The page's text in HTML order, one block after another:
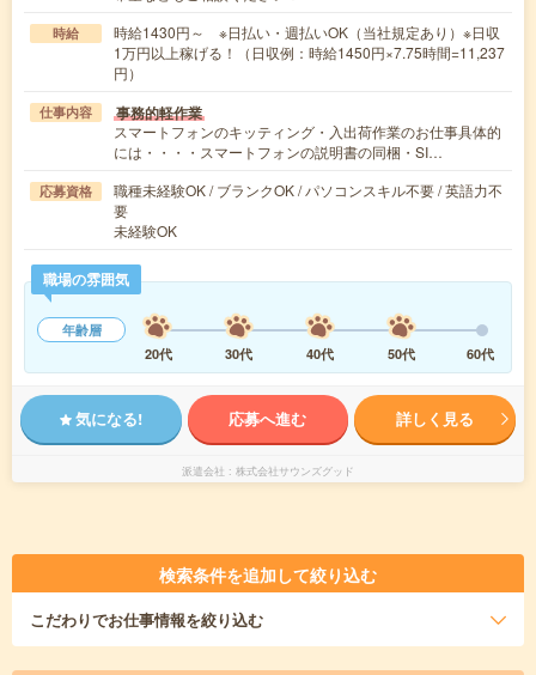
時給
時給1430円～ ※日払い・週払いOK（当社規定あり）※日収
1万円以上稼げる！（日収例：時給1450円×7.75時間=11,237
円）
仕事内容 事務的軽作業
スマートフォンのキッティング・入出荷作業のお仕事具体的
には・・・・スマートフォンの説明書の同梱・SI…
応募資格
職種未経験OK / ブランクOK / パソコンスキル不要 / 英語力不
要
未経験OK
職場の雰囲気
年齢層
20代
30代 40代 50代 60代
気になる! 応募へ進む 詳しく見る
派遣会社 株式会社サウンズグッド
検索条件を追加して絞り込む
こだわりでお仕事情報を絞り込む